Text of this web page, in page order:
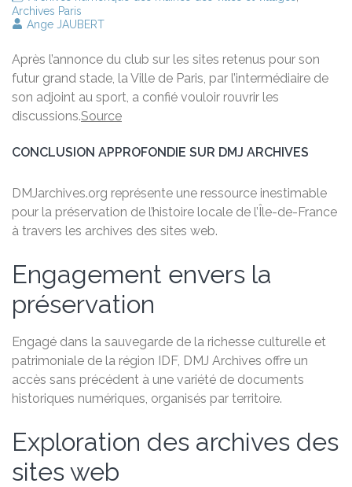
Archives Paris
Ange JAUBERT
Après l’annonce du club sur les sites retenus pour son
futur grand stade, la Ville de Paris, par l’intermédiaire de
son adjoint au sport, a confié vouloir rouvrir les
discussions.Source
CONCLUSION APPROFONDIE SUR DMJ ARCHIVES
DMJarchives.org représente une ressource inestimable
pour la préservation de l’histoire locale de l’Île-de-France
à travers les archives des sites web.
Engagement envers la
préservation
Engagé dans la sauvegarde de la richesse culturelle et
patrimoniale de la région IDF, DMJ Archives offre un
accès sans précédent à une variété de documents
historiques numériques, organisés par territoire.
Exploration des archives des
sites web